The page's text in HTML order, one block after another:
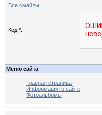
Все смайлы
Код *:
Меню сайта
Главная страница
Информация о сайте
Фотоальбомы